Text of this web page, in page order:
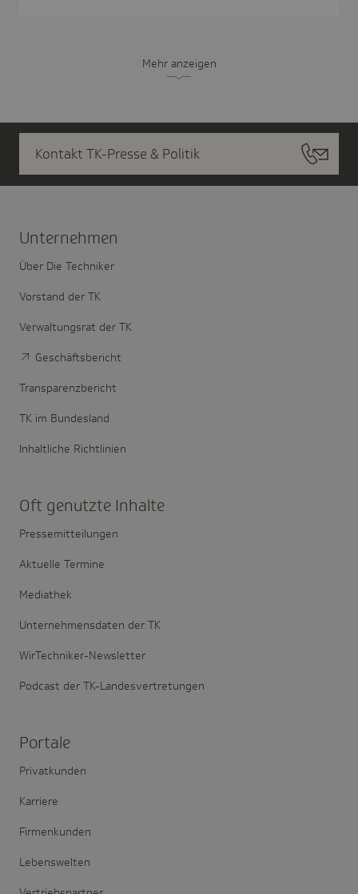
Mehr anzeigen
Kontakt TK-Presse & Politik
Unter­nehmen
Über Die Techniker
Vorstand der TK
Verwaltungsrat der TK
Geschäftsbericht
Transparenzbericht
TK im Bundesland
Inhaltliche Richtlinien
Oft genutzte Inhalte
Pressemitteilungen
Aktuelle Termine
Mediathek
Unternehmensdaten der TK
WirTechniker-Newsletter
Podcast der TK-Landesvertretungen
Portale
Privatkunden
Karriere
Firmenkunden
Lebenswelten